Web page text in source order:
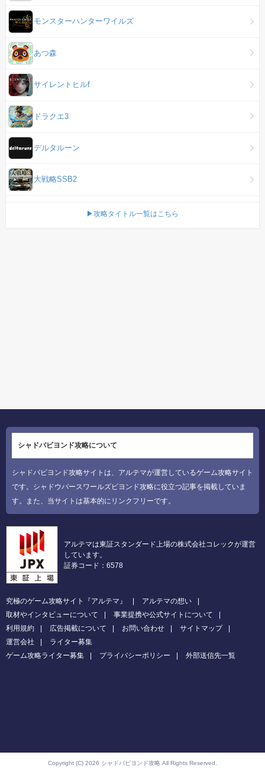
モンスターハンターワイルズ
あつ森
サイレントヒルf
ドラクエ3
デルタルーン
大戦略SSB2
▶攻略タイトル一覧はこちら
シャドバビヨンド攻略について
シャドバビヨンド攻略サイトは、アルテマが運営しているゲーム攻略サイト
です。シャドウバースワールズビヨンド攻略に役立つ記事を掲載していま
す。また、当サイトは基本的にリンクフリーです。
アルテマは東証スタンダード上場の株式会社コレックが運営
しています。
証券コード：6578
究極のゲーム攻略サイト『アルテマ』
アルテマの想い
取材やインタビューについて
事業提携や公式サイトについて
利用規約
広告掲載について お問い合わせ
サイトマップ
運営会社
ライター募集
ゲーム攻略ライター募集
プライバシーポリシー 外部送信先一覧
Copyright (C) 2026 シャドバビヨンド攻略 All Rights Reserved.